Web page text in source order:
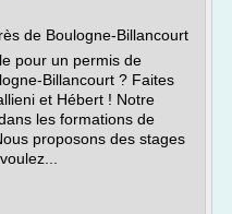
de Boulogne-Billancourt
pour un permis de
Billancourt ? Faites
et Hébert ! Notre
les formations de
proposons des stages